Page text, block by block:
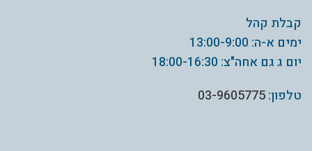
קבלת קהל
ימים א-ה: 13:00-9:00
יום ג גם אחה"צ: 18:00-16:30
טלפון:03-9605775